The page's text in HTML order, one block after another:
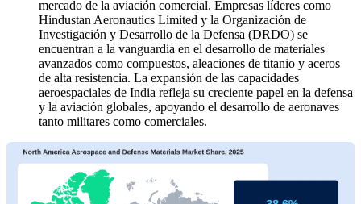
mercado de la aviación comercial. Empresas líderes como
Hindustan Aeronautics Limited y la Organización de
Investigación y Desarrollo de la Defensa (DRDO) se
encuentran a la vanguardia en el desarrollo de materiales
avanzados como compuestos, aleaciones de titanio y aceros
de alta resistencia. La expansión de las capacidades
aeroespaciales de India refleja su creciente papel en la defensa
y la aviación globales, apoyando el desarrollo de aeronaves
tanto militares como comerciales.